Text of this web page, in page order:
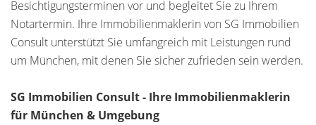
Besichtigungsterminen vor und begleitet Sie zu Ihrem
Notartermin. Ihre Immobilienmaklerin von SG Immobilien
Consult unterstützt Sie umfangreich mit Leistungen rund
um München, mit denen Sie sicher zufrieden sein werden.
SG Immobilien Consult - Ihre Immobilienmaklerin
für München & Umgebung